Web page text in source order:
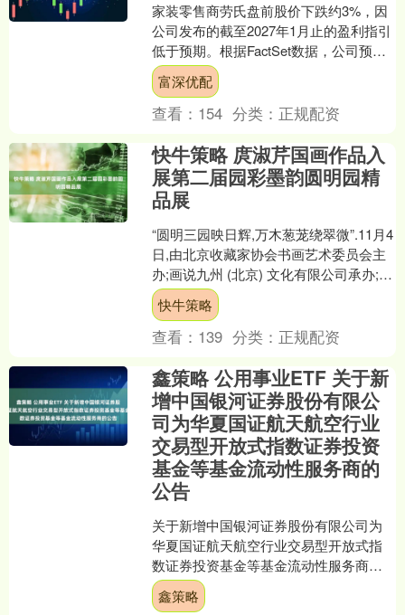
家装零售商劳氏盘前股价下跌约3%，因
公司发布的截至2027年1月止的盈利指引
低于预期。根据FactSet数据，公司预计
该期间调整后每股收益在12.25至12.7....
富深优配
查看： 154 分类： 正规配资
快牛策略 庹淑芹国画作品入
展第二届园彩墨韵圆明园精
品展
“圆明三园映日辉,万木葱茏绕翠微”.11月4
日,由北京收藏家协会书画艺术委员会主
办;画说九州 (北京) 文化有限公司承办;圆
明园海棠书院支持;北京东方中国诗书
画....
快牛策略
查看： 139 分类： 正规配资
鑫策略 公用事业ETF 关于新
增中国银河证券股份有限公
司为华夏国证航天航空行业
交易型开放式指数证券投资
基金等基金流动性服务商的
公告
关于新增中国银河证券股份有限公司为
华夏国证航天航空行业交易型开放式指
数证券投资基金等基金流动性服务商的
公告为促进华夏国证航天航空行业交易
型开放式指数证券投资基金....
鑫策略